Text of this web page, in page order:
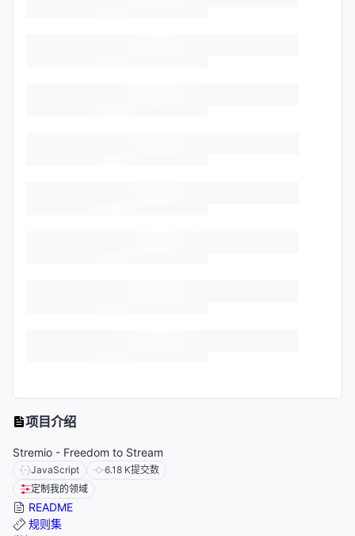
项目介绍
Stremio - Freedom to Stream
JavaScript 6.18 K提交数
定制我的领域
README
规则集